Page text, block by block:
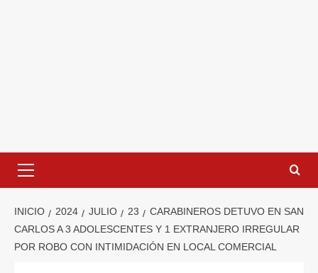
INICIO 2024 JULIO 23
CARABINEROS DETUVO EN SAN
CARLOS A 3 ADOLESCENTES Y 1 EXTRANJERO IRREGULAR
POR ROBO CON INTIMIDACIÓN EN LOCAL COMERCIAL